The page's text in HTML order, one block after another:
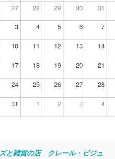
27 28 29 30 31
3 4 5 6 7
10 11 12 13 14
17 18 19 20 21
24 25 26 27 28
31 1 2 3 4
と雑貨の店　クレール・ビジュ